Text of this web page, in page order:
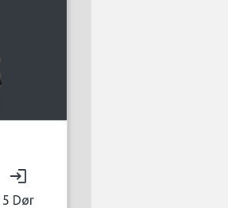
login
5 Dør